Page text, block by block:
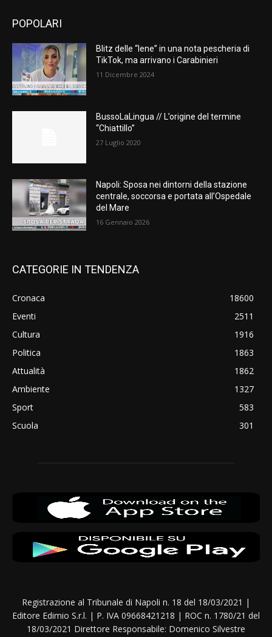
POPOLARI
Blitz delle “Iene” in una nota pescheria di
TikTok, ma arrivano i Carabinieri
11 Dicembre 2024
BussoLaLingua // L’origine del termine
“Chiattillo”
27 Luglio 2020
Napoli: Sposa nei dintorni della stazione
centrale, soccorsa e portata all’Ospedale
del Mare
16 Gennaio 2026
CATEGORIE IN TENDENZA
Cronaca
18600
Eventi
2511
Cultura
1916
Politica
1863
Attualità
1862
Ambiente
1327
Sport
583
Scuola
301
Registrazione al Tribunale di Napoli n. 18 del 18/03/2021 |
Editore Edimio S.r.l. | P. IVA 09668421218 | ROC n. 1780/21 del
18/03/2021 Direttore Responsabile: Domenico Silvestre